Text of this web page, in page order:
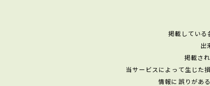
掲載している
出
掲載さ
当サービスによって生じた
情報に誤りがあ